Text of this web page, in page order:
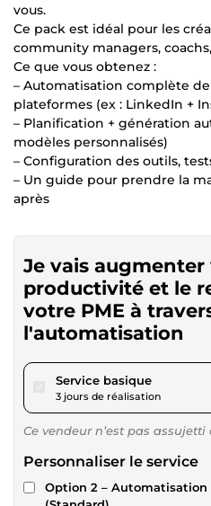
vous.
Ce pack est idéal pour les
community managers,
Ce que vous obtenez :
– Automatisation complète
plateformes (ex : LinkedIn +
– Planification + génération
modèles personnalisés)
– Configuration des outils,
– Un guide pour prendre la
après
Je vais
productivité et le
votre PME à
l'automatisation
Service basiquepour 28,89
3 jours de réalisation
Ce vendeur n’est pas assujetti
Personnaliser le service
Option 2 –